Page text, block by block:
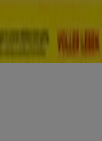
Datenschutzrichtlinie